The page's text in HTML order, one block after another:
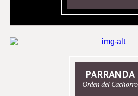
PARRANDA
Orden del Cachorro